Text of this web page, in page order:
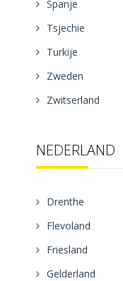
Spanje
Tsjechie
Turkije
Zweden
Zwitserland
NEDERLAND
Drenthe
Flevoland
Friesland
Gelderland